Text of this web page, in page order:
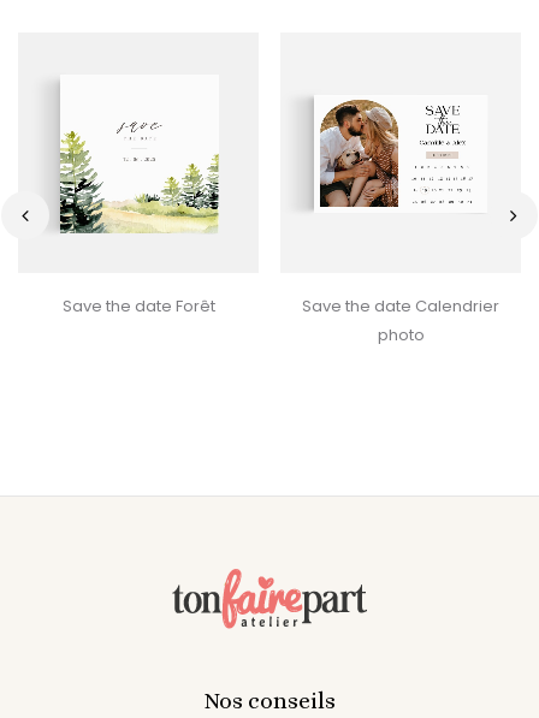
Save the date Forêt
Save the date Calendrier
photo
Nos conseils